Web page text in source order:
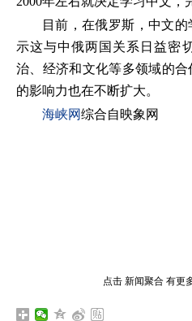
目前，在俄罗斯，中文
示这与中俄两国关系日益密
治、经济和文化等多领域的
的影响力也在不断扩大。
海峡网综合自映象网
点击 新闻聚合有更